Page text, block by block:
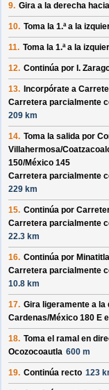
9. Gira a la derecha hacia
10. Toma la 1.ª a la
11. Toma la 1.ª a la
12. Continúa por I.
13. Incorpórate a
Carretera parcialmente
209 km
14. Toma la salida por
Villahermosa/
150/México 145
Carretera parcialmente
229 km
15. Continúa por
Carretera parcialmente
22.3 km
16. Continúa por
Carretera parcialmente
10.8 km
17. Gira ligeramente a
Cardenas/México 180 E
18. Toma el ramal en
Ocozocoautla 600 m
19. Continúa recto 123